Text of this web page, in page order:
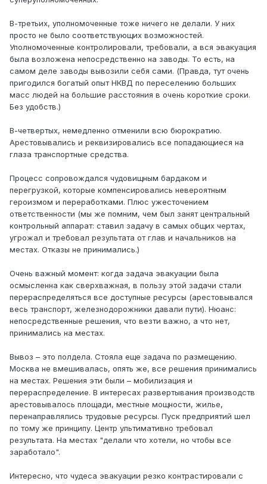
В-третьих, уполномоченные тоже ничего не делали. У них
просто не было соответствующих возможностей.
Уполномоченные контролировали, требовали, а вся эвакуация
была возложена непосредственно на заводы. То есть, на
самом деле заводы вывозили себя сами. (Правда, тут очень
пригодился богатый опыт НКВД по переселению больших
масс людей на большие расстояния в очень короткие сроки.
Без удобств.)
В-четвертых, немедленно отменили всю бюрократию.
Арестовывались и реквизировались все попадающиеся на
глаза транспортные средства.
Процесс сопровождался чудовищным бардаком и
перегрузкой, которые компенсировались невероятным
героизмом и переработками. Плюс ужесточением
ответственности (мы же помним, чем был занят центральный
контрольный аппарат: ставил задачу в самых общих чертах,
угрожал и требовал результата от глав и начальников на
местах. Отказы не принимались.)
Очень важный момент: когда задача эвакуации была
осмысленна как сверхважная, в пользу этой задачи стали
перераспределяться все доступные ресурсы (арестовывался
весь транспорт, железнодорожники давали пути). Нюанс:
непосредственные решения, что везти важно, а что нет,
принимались на местах.
Вывоз – это полдела. Стояла еще задача по размещению.
Москва не вмешивалась, опять же, все решения принимались
на местах. Решения эти были – мобилизация и
перераспределение. В интересах развертывания производств
арестовывалось площади, местные мощности, жилье,
перенаправлялись трудовые ресурсы. Пуск предприятий шел
по тому же принципу. Центр ультимативно требовал
результата. На местах "делали что хотели, но чтобы все
заработало".
Интересно, что чудеса эвакуации резко контрастировали с